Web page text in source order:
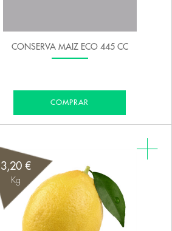
CONSERVA MAIZ ECO 445 CC
COMPRAR
3,20 €
Kg